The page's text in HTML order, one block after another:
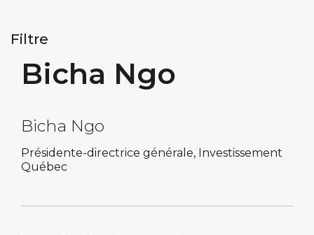
Filtre
Bicha Ngo
Bicha Ngo
Présidente-directrice générale, Investissement
Québec